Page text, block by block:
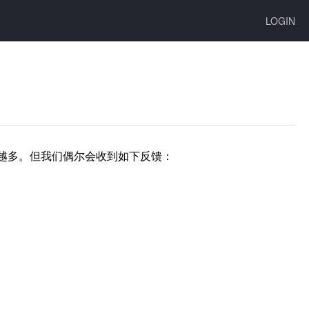
LOGIN
。但我们偶尔会收到如下反馈：